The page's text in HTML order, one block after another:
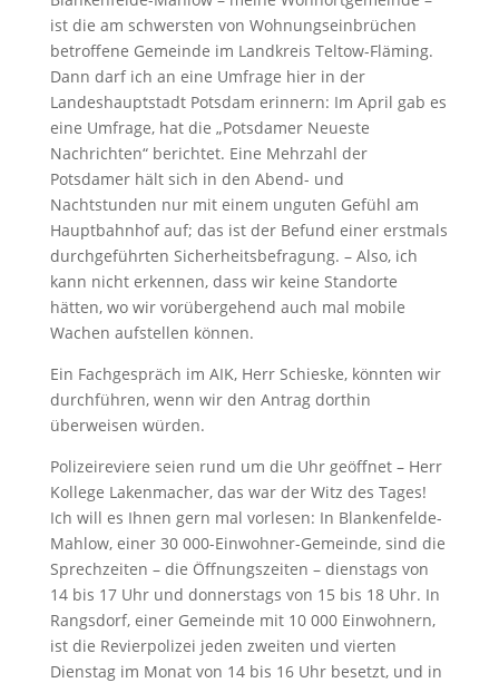
ist die am schwersten von Wohnungseinbrüchen
betroffene Gemeinde im Landkreis Teltow-Fläming.
Dann darf ich an eine Umfrage hier in der
Landeshauptstadt Potsdam erinnern: Im April gab es
eine Umfrage, hat die „Potsdamer Neueste
Nachrichten“ berichtet. Eine Mehrzahl der
Potsdamer hält sich in den Abend- und
Nachtstunden nur mit einem unguten Gefühl am
Hauptbahnhof auf; das ist der Befund einer erstmals
durchgeführten Sicherheitsbefragung. – Also, ich
kann nicht erkennen, dass wir keine Standorte
hätten, wo wir vorübergehend auch mal mobile
Wachen aufstellen können.
Ein Fachgespräch im AIK, Herr Schieske, könnten wir
durchführen, wenn wir den Antrag dorthin
überweisen würden.
Polizeireviere seien rund um die Uhr geöffnet – Herr
Kollege Lakenmacher, das war der Witz des Tages!
Ich will es Ihnen gern mal vorlesen: In Blankenfelde-
Mahlow, einer 30 000-Einwohner-Gemeinde, sind die
Sprechzeiten – die Öffnungszeiten – dienstags von
14 bis 17 Uhr und donnerstags von 15 bis 18 Uhr. In
Rangsdorf, einer Gemeinde mit 10 000 Einwohnern,
ist die Revierpolizei jeden zweiten und vierten
Dienstag im Monat von 14 bis 16 Uhr besetzt, und in